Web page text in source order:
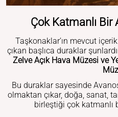
Çok Katmanlı Bir
Taşkonaklar’ın mevcut
çıkan başlıca duraklar
Zelve Açık Hava Müzesi ve
Bu duraklar sayesinde
olmaktan çıkar, doğa, sanat,
birleştiği çok katmanlı